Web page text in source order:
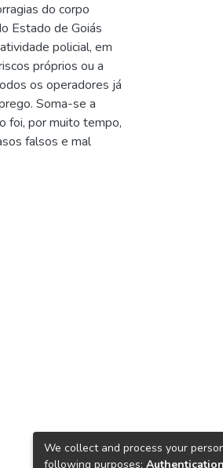
do corpo
Estado de Goiás
policial, em
próprios ou a
os operadores já
Soma-se a
foi, por muito tempo,
falsos e mal
We collect and process your
following purposes: